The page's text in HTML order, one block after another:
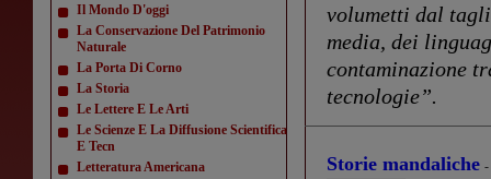
Il Mondo D'oggi
La Conservazione Del Patrimonio
Naturale
La Porta Di Corno
La Storia
Le Lettere E Le Arti
Le Scienze E La Diffusione Scientifica
E Tecn
Letteratura Americana
volumetti dal
media, dei
contaminazione
tecnologie”.
Storie mandaliche -